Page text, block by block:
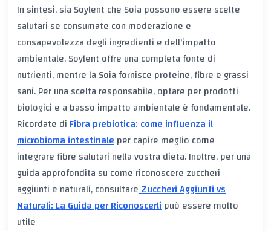
In sintesi, sia Soylent che Soia possono essere scelte
salutari se consumate con moderazione e
consapevolezza degli ingredienti e dell'impatto
ambientale. Soylent offre una completa fonte di
nutrienti, mentre la Soia fornisce proteine, fibre e grassi
sani. Per una scelta responsabile, optare per prodotti
biologici e a basso impatto ambientale è fondamentale.
Ricordate diFibra prebiotica: come influenza il
microbioma intestinaleper capire meglio come
integrare fibre salutari nella vostra dieta. Inoltre, per una
guida approfondita su come riconoscere zuccheri
aggiunti e naturali, consultareZuccheri Aggiunti vs
Naturali: La Guida per Riconoscerlipuò essere molto
utile